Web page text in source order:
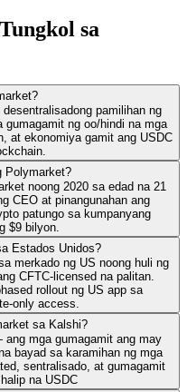
sa
pamilihan ng
gumagamit ng oo/hindi na mga
at ekonomiya gamit ang USDC
Polymarket?
noong 2020 sa edad na 21
CEO at pinangunahan ang
patungo sa kumpanyang
$9 bilyon.
Estados Unidos?
merkado ng US noong huli ng
CFTC-licensed na palitan.
rollout ng US app sa
only access.
sa Kalshi?
mga gumagamit ang may
bayad sa karamihan ng mga
sentralisado, at gumagamit
na USDC